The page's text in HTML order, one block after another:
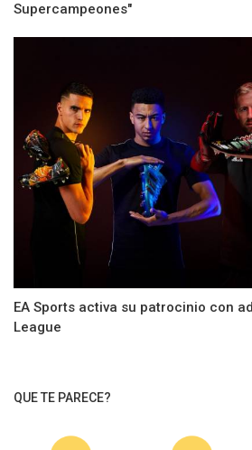
Supercampeones"
EA Sports activa su patrocinio con
League
QUE TE PARECE?